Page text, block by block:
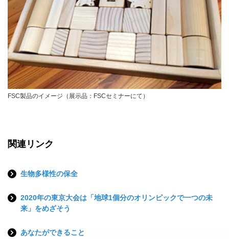
FSC製品のイメージ（展示品：FSCセミナーにて）
関連リンク
生物多様性の保全
2020年の東京大会は「地球1個分のオリンピックで一つの未
来」をめざそう
あなたができること